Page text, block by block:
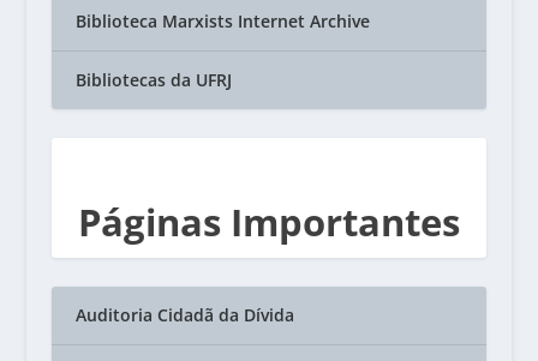
Biblioteca Marxists Internet Archive
Bibliotecas da UFRJ
Páginas Importantes
Auditoria Cidadã da Dívida